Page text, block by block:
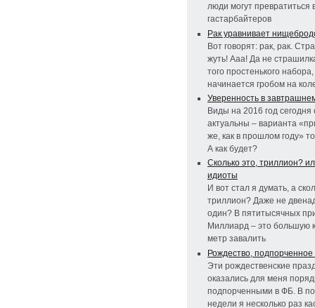
люди могут превратиться
гастарбайтеров
Рак уравнивает
Вот говорят: рак, рак.
жуть! Ааа! Да не
того простенького набора,
начинается гробом на
Уверенность в
Виды на 2016 год сегодня
актуальны – варианта
же, как в прошлом году»
А как будет?
Сколько это, триллион?
идиоты
И вот стал я думать, а
триллион? Даже не
один? В пятитысячных
Миллиард – это большую
метр завалить
Рождество,
Эти рождественские
оказались для меня
подпорченными в ФБ. В
недели я несколько раз